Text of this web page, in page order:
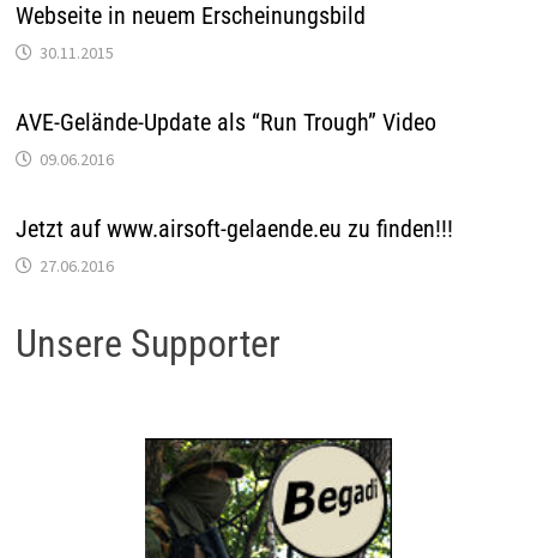
Webseite in neuem Erscheinungsbild
30.11.2015
AVE-Gelände-Update als “Run Trough” Video
09.06.2016
Jetzt auf www.airsoft-gelaende.eu zu finden!!!
27.06.2016
Unsere Supporter